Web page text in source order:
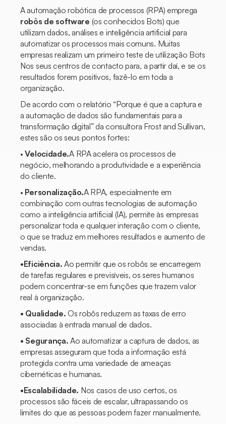
A automação robótica de processos (RPA) emprega
robôs de software (os conhecidos Bots) que
utilizam dados, análises e inteligência artificial para
automatizar os processos mais comuns. Muitas
empresas realizam um primeiro teste de utilização Bots
Nos seus centros de contacto para, a partir daí, e se os
resultados forem positivos, fazê-lo em toda a
organização.
De acordo com o relatório “Porque é que a captura e
a automação de dados são fundamentais para a
transformação digital”da consultora Frost and Sullivan,
estes são os seus pontos fortes:
•Velocidade.A RPA acelera os processos de
negócio, melhorando a produtividade e a experiência
do cliente.
• Personalização.A RPA, especialmente em
combinação com outras tecnologias de automação
como a inteligência artificial (IA), permite às empresas
personalizar toda e qualquer interação com o cliente,
o que se traduz em melhores resultados e aumento de
vendas.
•Eficiência. Ao permitir que os robôs se encarregem
de tarefas regulares e previsíveis, os seres humanos
podem concentrar-se em funções que trazem valor
real à organização.
• Qualidade. Os robôs reduzem as taxas de erro
associadas à entrada manual de dados.
• Segurança. Ao automatizar a captura de dados, as
empresas asseguram que toda a informação está
protegida contra uma variedade de ameaças
cibernéticas e humanas.
•Escalabilidade. Nos casos de uso certos, os
processos são fáceis de escalar, ultrapassando os
limites do que as pessoas podem fazer manualmente.